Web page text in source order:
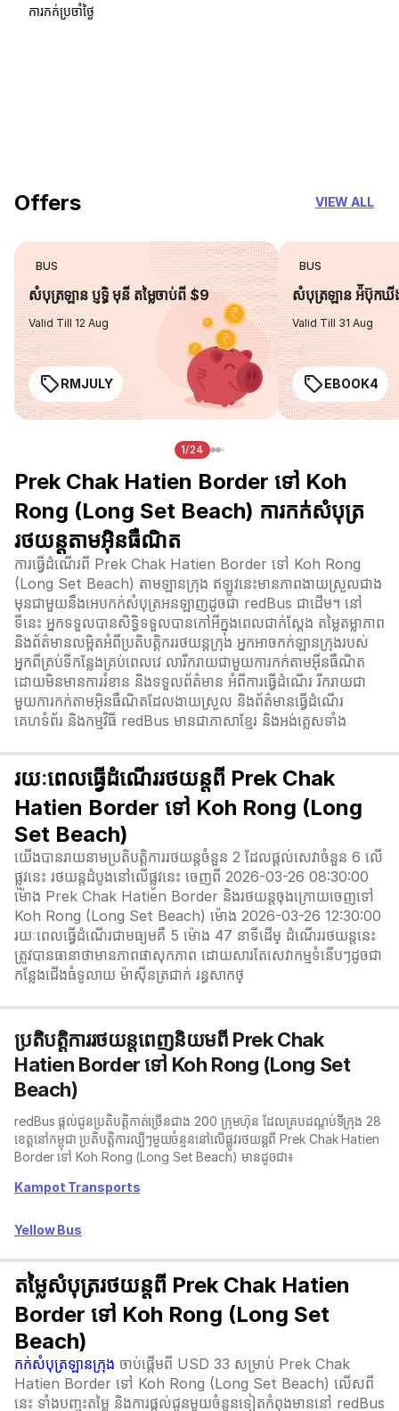
ការកក់ប្រចាំថ្ងៃ
Offers VIEW ALL
BUS
សំបុត្រឡាន ប្ញទ្ធិ មុនី តម្លៃចាប់ពី $9
Valid Till 12 Aug
RMJULY
BUS
សំបុត្រឡាន អ៉ីប៊ុកឃី
Valid Till 31 Aug
EBOOK4
1/24
Prek Chak Hatien Border ទៅ Koh
Rong (Long Set Beach) ការកក់សំបុត្រ
រថយន្តតាមអ៊ិនធឺណិត
ការធ្វើដំណើរពី Prek Chak Hatien Border ទៅ Koh Rong
(Long Set Beach) តាមឡានក្រុង ឥឡូវនេះមានភាពងាយស្រួលជាង
មុនជាមួយនឹងអេបកក់សំបុត្រអនឡាញដូចជា redBus ជាដើម។ នៅ
ទីនេះ អ្នកទទួលបានសិទ្ធិទទួលបានកៅអីក្នុងពេលជាក់ស្តែង តម្លៃតម្លាភាព
និងព័ត៌មានលម្អិតអំពីប្រតិបត្តិកររថយន្តក្រុង អ្នកអាចកក់ឡានក្រុងរបស់
អ្នកពីគ្រប់ទីកន្លែងគ្រប់ពេលវេ លារីករាយជាមួយការកក់តាមអ៊ីនធឺណិត
ដោយមិនមានការរំខាន និងទទួលព័ត៌មាន អំពីការធ្វើដំណើរ រីករាយជា
មួយការកក់តាមអ៊ិនធឺណិតដែលងាយស្រួល និងព័ត៌មានធ្វើដំណើរ
គេហទំព័រ និងកម្មវិធី redBus មានជាភាសាខ្មែរ និងអង់គ្លេសទាំង
រយៈពេលធ្វើដំណើររថយន្តពី Prek Chak
Hatien Border ទៅ Koh Rong (Long
Set Beach)
យើងបានរាយនាមប្រតិបត្តិការរថយន្តចំនួន 2 ដែលផ្តល់សេវាចំនួន 6 លើ
ផ្លូវនេះ រថយន្តដំបូងនៅលើផ្លូវនេះ ចេញពី 2026-03-26 08:30:00
ម៉ោង Prek Chak Hatien Border និងរថយន្តចុងក្រោយចេញទៅ
Koh Rong (Long Set Beach) ម៉ោង 2026-03-26 12:30:00
រយៈពេលធ្វើដំណើរជាមធ្យមគឺ 5 ម៉ោង 47 នាទី​ដើម្ ដំណើររថយន្តនេះ
ត្រូវបានធានាថាមានភាពផាសុកភាព ដោយសារតែសេវាកម្មទំនើបៗដូចជា
កន្លែងជើងធំទូលាយ ម៉ាស៊ីនត្រជាក់ រន្ធសាកថ្
ប្រតិបត្តិការរថយន្តពេញនិយមពី Prek Chak
Hatien Border ទៅ Koh Rong (Long Set
Beach)
redBus ផ្តល់ជូនប្រតិបត្តិកាត់ច្រើនជាង 200 ក្រុមហ៊ុន ដែលគ្របដណ្តប់ទីក្រុង 28
ខេត្តនៅកម្ពុជា ប្រតិបត្តិការល្បីៗមួយចំនួននៅលើផ្លូវរថយន្តពី Prek Chak Hatien
Border ទៅ Koh Rong (Long Set Beach) មានដូចជា៖
Kampot Transports
Yellow Bus
តម្លៃសំបុត្ររថយន្តពី Prek Chak Hatien
Border ទៅ Koh Rong (Long Set
Beach)
កក់សំបុត្រឡានក្រុង ចាប់ផ្តើមពី USD 33 សម្រាប់ Prek Chak
Hatien Border ទៅ Koh Rong (Long Set Beach) លើសពី
នេះ ទាំងបញ្ចុះតម្លៃ និងការផ្តល់ជូនមួយចំនួនទៀតកំពុងមាននៅ redBus